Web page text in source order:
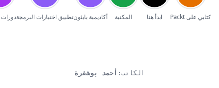
كتابي على Packt ابدأ هنا المكتبة أكاديمية بايثونتطبيق اختبارات البرمجةدورات
الكاتب: أحمد بوشفرة